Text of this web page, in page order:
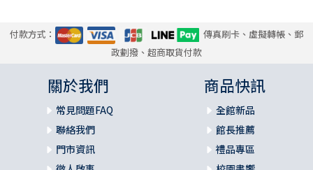
付款方式：
傳真刷卡、虛擬轉帳、郵
政劃撥、超商取貨付款
關於我們
常見問題FAQ
聯絡我們
門市資訊
商品快訊
全館新品
館長推薦
禮品專區